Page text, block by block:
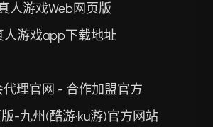
人游戏Web网页版
人游戏app下载地址
代理官网 - 合作加盟官方
-九州(酷游·ku游)官方网站